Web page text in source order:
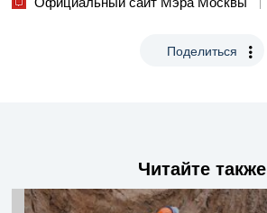
Поделиться
Читайте также